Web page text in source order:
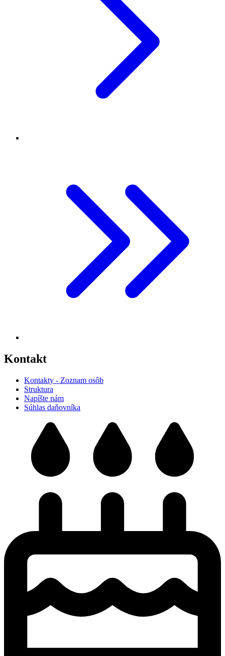
Kontakt
Kontakty - Zoznam osôb
Struktura
Napíšte nám
Súhlas daňovníka